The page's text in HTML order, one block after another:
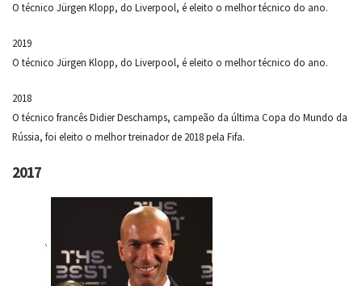
O técnico Jürgen Klopp, do Liverpool, é eleito o melhor técnico do ano.
2019
O técnico Jürgen Klopp, do Liverpool, é eleito o melhor técnico do ano.
2018
O técnico francês Didier Deschamps, campeão da última Copa do Mundo da
Rússia, foi eleito o melhor treinador de 2018 pela Fifa.
2017